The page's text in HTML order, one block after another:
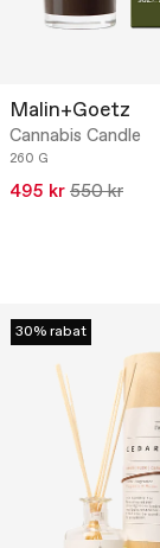
Malin+Goetz
Cannabis Candle
260 G
495 kr 550 kr
30% rabat